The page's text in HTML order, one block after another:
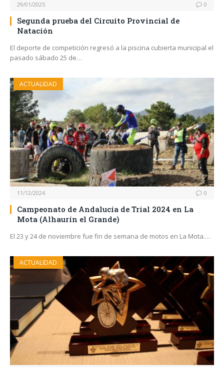
29/01/2025 0
Segunda prueba del Circuito Provincial de
Natación
El deporte de competición regresó a la piscina cubierta municipal el
pasado sábado 25 de…
ACTUALIDAD
11/12/2024 0
Campeonato de Andalucía de Trial 2024 en La
Mota (Alhaurín el Grande)
El 23 y 24 de noviembre fue fin de semana de motos en La Mota.…
ACTUALIDAD